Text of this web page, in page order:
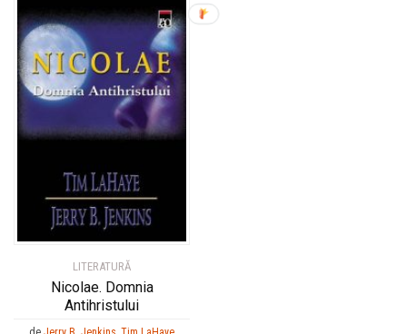
LITERATURĂ
Nicolae. Domnia
Antihristului